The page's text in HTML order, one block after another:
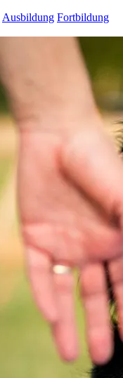
Ausbildung Fortbildung